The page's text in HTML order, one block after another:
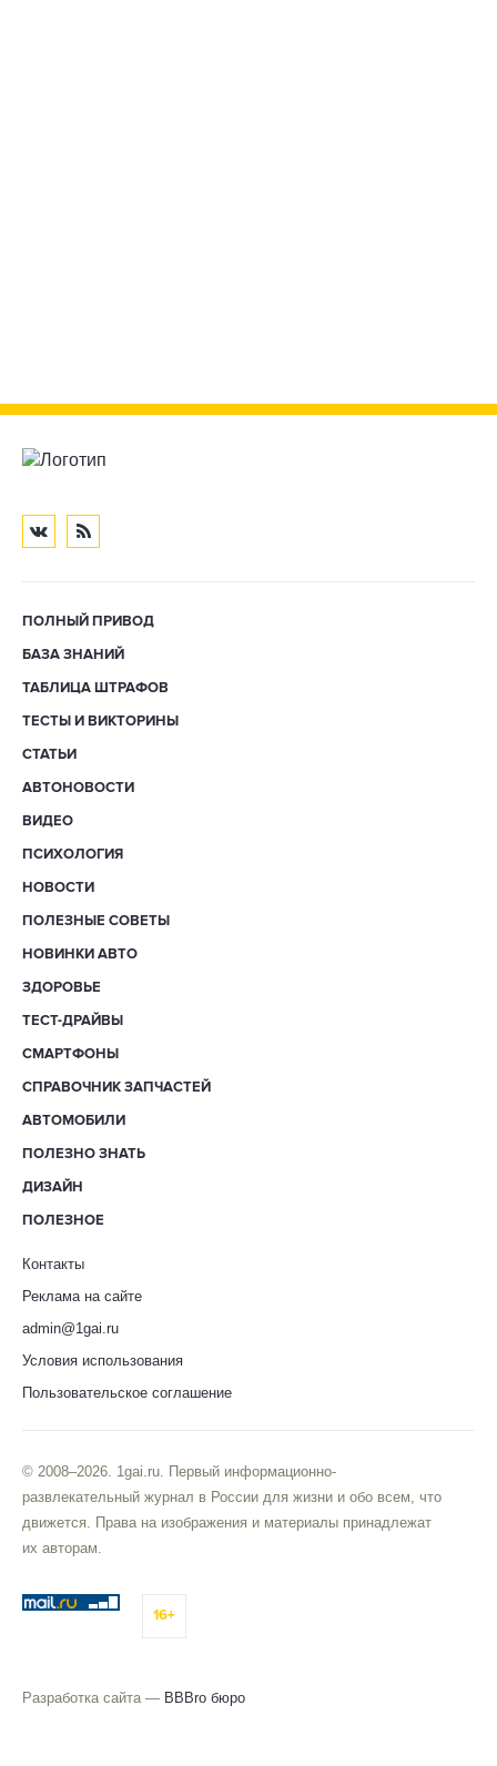
ПОЛНЫЙ ПРИВОД
БАЗА ЗНАНИЙ
ТАБЛИЦА ШТРАФОВ
ТЕСТЫ И ВИКТОРИНЫ
СТАТЬИ
АВТОНОВОСТИ
ВИДЕО
ПСИХОЛОГИЯ
НОВОСТИ
ПОЛЕЗНЫЕ СОВЕТЫ
НОВИНКИ АВТО
ЗДОРОВЬЕ
ТЕСТ-ДРАЙВЫ
СМАРТФОНЫ
СПРАВОЧНИК ЗАПЧАСТЕЙ
АВТОМОБИЛИ
ПОЛЕЗНО ЗНАТЬ
ДИЗАЙН
ПОЛЕЗНОЕ
Контакты
Реклама на сайте
admin@1gai.ru
Условия использования
Пользовательское соглашение
© 2008–2026. 1gai.ru. Первый информационно-
развлекательный журнал в России для жизни и обо всем, что
движется. Права на изображения и материалы принадлежат
их авторам.
16+
Разработка сайта — BBBro бюро